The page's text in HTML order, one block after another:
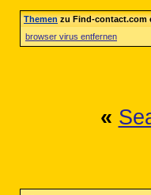
Themenzu Find-contact.com
browser virus entfernen
«